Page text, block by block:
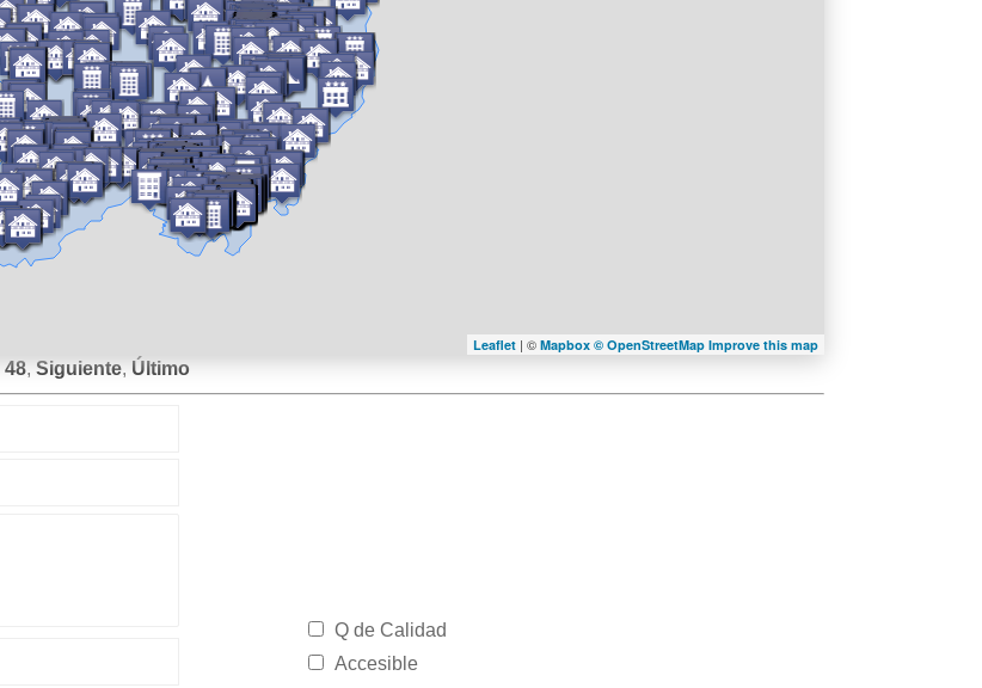
Leaflet | © Mapbox © OpenStreetMap Improve this map
48, Siguiente, Último
Q de Calidad
Accesible